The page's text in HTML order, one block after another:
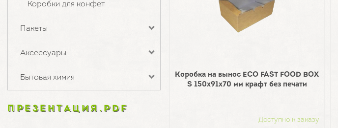
Коробки для конфет
Пакеты
Аксессуары
Бытовая химия
ПРЕЗЕНТАЦИЯ.PDF
Коробка на вынос ECO FAST FOOD BOX
S 150х91х70 мм крафт без печати
Доступно к заказу